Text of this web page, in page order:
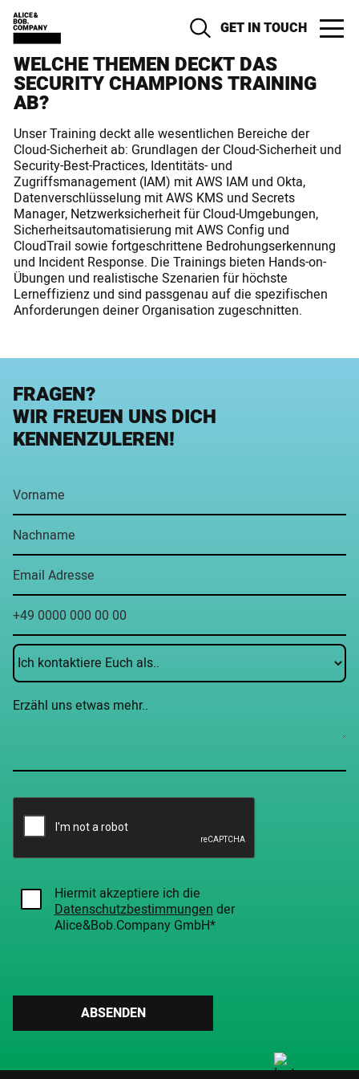
GET IN TOUCH
WELCHE THEMEN DECKT DAS
SECURITY CHAMPIONS TRAINING
AB?
Unser Training deckt alle wesentlichen Bereiche der
Cloud-Sicherheit ab: Grundlagen der Cloud-Sicherheit und
Security-Best-Practices, Identitäts- und
Zugriffsmanagement (IAM) mit AWS IAM und Okta,
Datenverschlüsselung mit AWS KMS und Secrets
Manager, Netzwerksicherheit für Cloud-Umgebungen,
Sicherheitsautomatisierung mit AWS Config und
CloudTrail sowie fortgeschrittene Bedrohungserkennung
und Incident Response. Die Trainings bieten Hands-on-
Übungen und realistische Szenarien für höchste
Lerneffizienz und sind passgenau auf die spezifischen
Anforderungen deiner Organisation zugeschnitten.
FRAGEN?
WIR FREUEN UNS DICH
KENNENZULEREN!
Hiermit akzeptiere ich die
Datenschutzbestimmungender
Alice&Bob.Company GmbH*